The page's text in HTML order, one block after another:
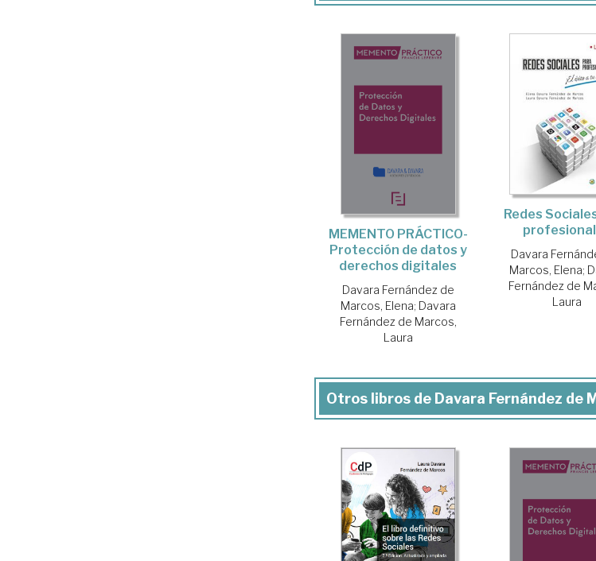
MEMENTO PRÁCTICO-
Protección de datos y
derechos digitales
Davara Fernández de
Marcos, Elena; Davara
Fernández de Marcos,
Laura
Redes
Davara
Marcos, Elena;
Fernández de
Laura
Otros libros de Davara Fernández de